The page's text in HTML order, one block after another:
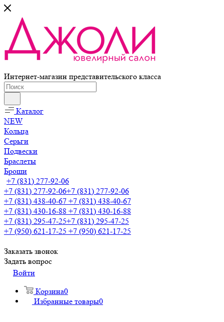
Интернет-магазин представительского класса
Каталог
NEW
Кольца
Серьги
Подвески
Браслеты
Броши
+7 (831) 277-92-06
+7 (831) 277-92-06+7 (831) 277-92-06
+7 (831) 438-40-67 +7 (831) 438-40-67
+7 (831) 430-16-88 +7 (831) 430-16-88
+7 (831) 295-47-25+7 (831) 295-47-25
+7 (950) 621-17-25 +7 (950) 621-17-25
Заказать звонок
Задать вопрос
Войти
Корзина0
Избранные товары0